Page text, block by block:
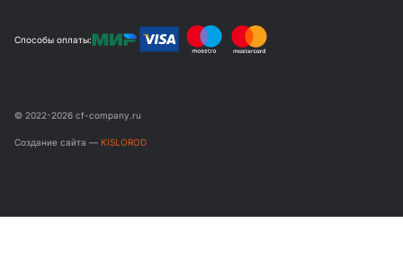
Способы оплаты:
© 2022-2026 cf-company.ru
Создание сайта — KISLOROD